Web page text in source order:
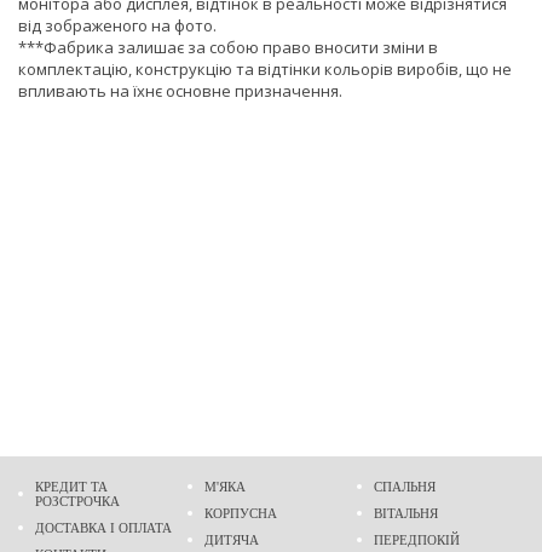
від зображеного на фото.
***Фабрика залишає за собою право вносити зміни в
комплектацію, конструкцію та відтінки кольорів виробів, що не
впливають на їхнє основне призначення.
КРЕДИТ ТА
РОЗСТРОЧКА
ДОСТАВКА І ОПЛАТА
М'ЯКА
КОРПУСНА
ДИТЯЧА
СПАЛЬНЯ
ВІТАЛЬНЯ
ПЕРЕДПОКІЙ